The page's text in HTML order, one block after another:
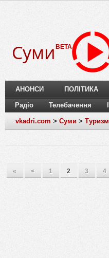
Суми BETA
АНОНСИ ПОЛІТИКА
Радіо Телебачення
vkadri.com > Суми > Туризм
« < 1 2 3 4